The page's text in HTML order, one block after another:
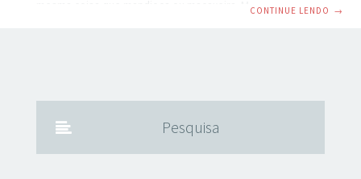
mesma coisa que mandioca ou macaxeira. Muito famoso em
CONTINUE LENDO →
Pesquisa